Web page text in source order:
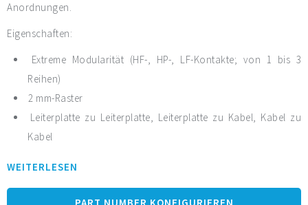
Anordnungen.
Eigenschaften:
Extreme Modularität (HF-, HP-, LF-Kontakte; von 1 bis 3
Reihen)
2 mm-Raster
Leiterplatte zu Leiterplatte, Leiterplatte zu Kabel, Kabel zu
Kabel
Robuster Stecker aus PPS-Material: keine
Feuchtigkeitsaufnahme, frei von Sauerstoff, strahlungs-,
WEITERLESEN